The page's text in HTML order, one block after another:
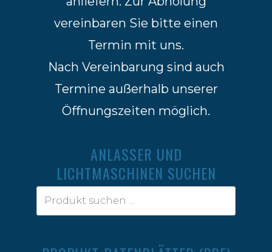
vereinbaren Sie bitte einen
Termin mit uns.
Nach Vereinbarung sind auch
Termine außerhalb unserer
Öffnungszeiten möglich.
ANLASSER UND
LICHTMASCHINEN SUCHEN